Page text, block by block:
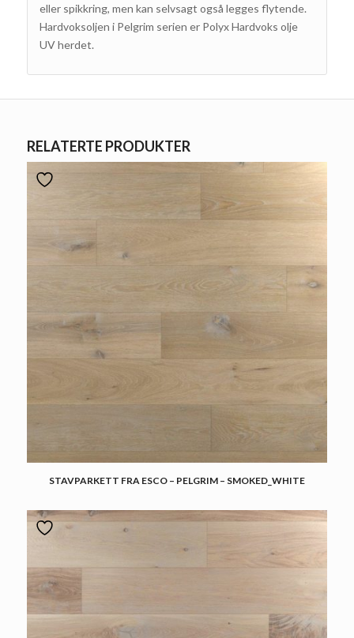
eller spikkring, men kan selvsagt også legges flytende.
Hardvoksoljen i Pelgrim serien er Polyx Hardvoks olje
UV herdet.
RELATERTE PRODUKTER
STAVPARKETT FRA ESCO – PELGRIM – SMOKED_WHITE